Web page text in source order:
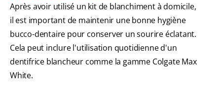
Après avoir utilisé un kit de blanchiment à domicile,
il est important de maintenir une bonne hygiène
bucco-dentaire pour conserver un sourire éclatant.
Cela peut inclure l'utilisation quotidienne d'un
dentifrice blancheur comme la gamme Colgate Max
White.